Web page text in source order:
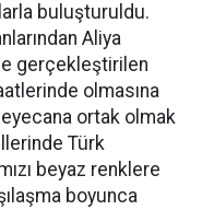
buluşturuldu.
Aliya
gerçekleştirilen
olmasına
ortak olmak
Türk
beyaz renklere
boyunca